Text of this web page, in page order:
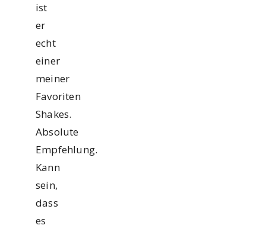
ist
er
echt
einer
meiner
Favoriten
Shakes.
Absolute
Empfehlung.
Kann
sein,
dass
es